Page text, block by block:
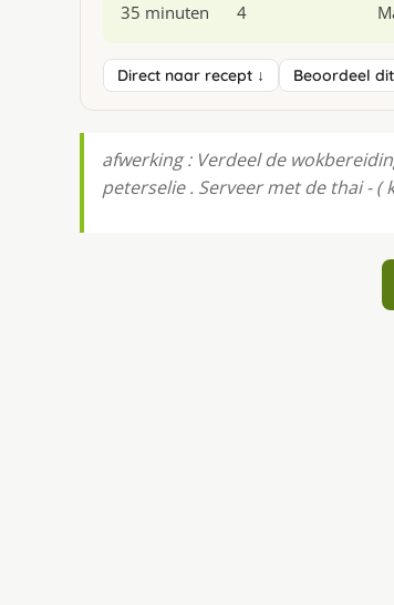
35 minuten 4
Direct naar recept ↓ Beoordeel
afwerking : Verdeel de
peterselie . Serveer met de thai - (